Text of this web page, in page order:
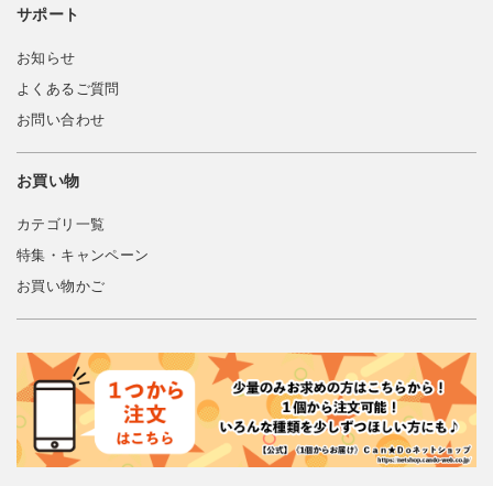
サポート
お知らせ
よくあるご質問
お問い合わせ
お買い物
カテゴリ一覧
特集・キャンペーン
お買い物かご